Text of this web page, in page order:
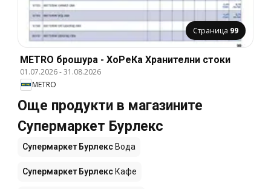
Страница 99
METRO брошура - ХоРеКа Хранителни стоки
01.07.2026-31.08.2026
METRO
Още продукти в магазините
Супермаркет Бурлекс
Супермаркет Бурлекс Вода
Супермаркет Бурлекс Кафе